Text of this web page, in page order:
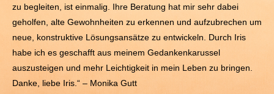
zu begleiten, ist einmalig. Ihre Beratung hat mir sehr dabei
geholfen, alte Gewohnheiten zu erkennen und aufzubrechen um
neue, konstruktive Lösungsansätze zu entwickeln. Durch Iris
habe ich es geschafft aus meinem Gedankenkarussel
auszusteigen und mehr Leichtigkeit in mein Leben zu bringen.
Danke, liebe Iris.“ – Monika Gutt